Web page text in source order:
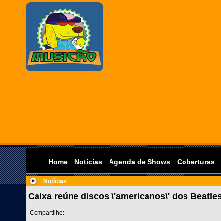
Home Notícias Agenda de Shows Coberturas
Notícias
Caixa reúne discos \'americanos\' dos
Compartilhe: